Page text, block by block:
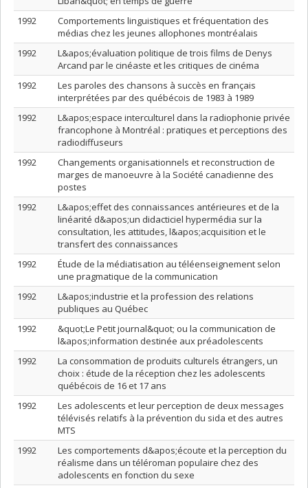
1992
Comportements linguistiques et fréquentation des
médias chez les jeunes allophones montréalais
1992
L&apos;évaluation politique de trois films de Denys
Arcand par le cinéaste et les critiques de cinéma
1992
Les paroles des chansons à succès en français
interprétées par des québécois de 1983 à 1989
1992
L&apos;espace interculturel dans la radiophonie privée
francophone à Montréal : pratiques et perceptions des
radiodiffuseurs
1992
Changements organisationnels et reconstruction de
marges de manoeuvre à la Société canadienne des
postes
1992
L&apos;effet des connaissances antérieures et de la
linéarité d&apos;un didacticiel hypermédia sur la
consultation, les attitudes, l&apos;acquisition et le
transfert des connaissances
1992
Étude de la médiatisation au téléenseignement selon
une pragmatique de la communication
1992
L&apos;industrie et la profession des relations
publiques au Québec
1992
&quot;Le Petit journal&quot; ou la communication de
l&apos;information destinée aux préadolescents
1992
La consommation de produits culturels étrangers, un
choix : étude de la réception chez les adolescents
québécois de 16 et 17 ans
1992
Les adolescents et leur perception de deux messages
télévisés relatifs à la prévention du sida et des autres
MTS
1992
Les comportements d&apos;écoute et la perception du
réalisme dans un téléroman populaire chez des
adolescents en fonction du sexe